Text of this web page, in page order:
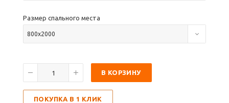
Размер спального места
800х2000
В КОРЗИНУ
ПОКУПКА В 1 КЛИК